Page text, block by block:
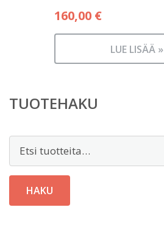
160,00 €
LUE LISÄÄ »
TUOTEHAKU
Etsi:
HAKU